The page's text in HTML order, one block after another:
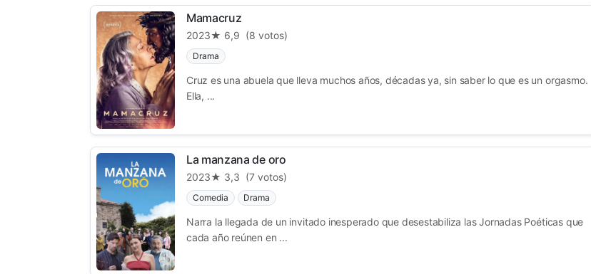
Mamacruz
2023★ 6,9 (8 votos)
Drama
Cruz es una abuela que lleva muchos años, décadas ya, sin saber lo que es un orgasmo.
Ella, ...
La manzana de oro
2023★ 3,3 (7 votos)
Comedia Drama
Narra la llegada de un invitado inesperado que desestabiliza las Jornadas Poéticas que
cada año reúnen en ...